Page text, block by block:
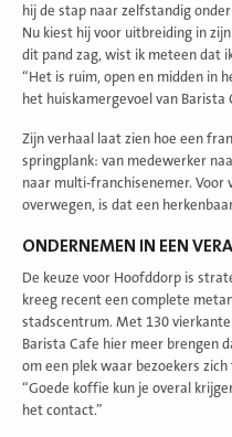
hij de stap naar zelfstandig
Nu kiest hij voor uitbreiding in
dit pand zag, wist ik meteen dat
“Het is ruim, open en midden in
het huiskamergevoel van Barista
Zijn verhaal laat zien hoe een
springplank: van medewerker
naar multi-franchisenemer. Voor
overwegen, is dat een
ONDERNEMEN IN EEN
De keuze voor Hoofddorp is
kreeg recent een complete
stadscentrum. Met 130
Barista Cafe hier meer brengen
om een plek waar bezoekers
“Goede koffie kun je overal
het contact.”